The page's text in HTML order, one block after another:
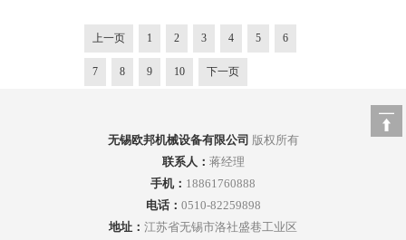
上一页 1 2 3 4 5 6
7 8 9 10 下一页
无锡欧邦机械设备有限公司 版权所有
联系人： 蒋经理
手机： 18861760888
电话： 0510-82259898
地址： 江苏省无锡市洛社盛巷工业区